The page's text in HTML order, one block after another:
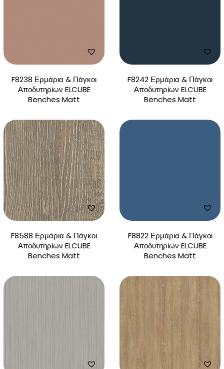
F8238 Ερμάρια & Πάγκοι
Αποδυτηρίων ELCUBE
Benches Matt
F8242 Ερμάρια & Πάγκοι
Αποδυτηρίων ELCUBE
Benches Matt
F8588 Ερμάρια & Πάγκοι
Αποδυτηρίων ELCUBE
Benches Matt
F8822 Ερμάρια & Πάγκοι
Αποδυτηρίων ELCUBE
Benches Matt